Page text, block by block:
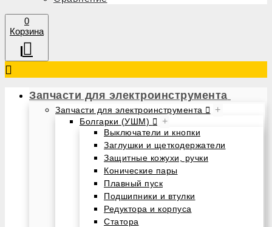
0
Корзина
Запчасти для электроинструмента
Запчасти для электроинструмента +
Болгарки (УШМ) +
Выключатели и кнопки
Заглушки и щеткодержатели
Защитные кожухи, ручки
Конические пары
Плавный пуск
Подшипники и втулки
Редуктора и корпуса
Статора